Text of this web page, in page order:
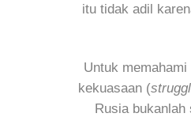
itu tidak adil
Untuk
kekuasaan (
Rusia